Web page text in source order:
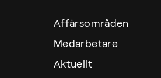
Affärsområden
Medarbetare
Aktuellt